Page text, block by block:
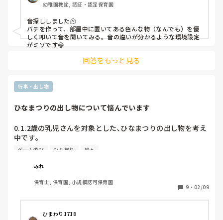
幼稚園教諭, 認証・認定保育園
音探ししました🫠
バチを作って、部屋中に置いてある色んな物（なんでも）を優
しく叩いて音を聞いてみる。音の違いが分かるような環境設定
がミソです😁
回答をもっと見る
行事・出し物
ひなまつりの出し物について悩んでいます
0.1.2歳の乳児さんを対象とした､ひなまつりの出し物を考え
中です｡
由来の説明も簡単にしたいとは思っているのですが､どう工
子ども達が一緒に参加できるゲーム遊びや､おすすめの絵本
皆さんの園ではどのような出し物されますか?
ゲーム遊び ひな祭り 絵本
みれ
保育士, 保育園, 小規模認可保育園
9 ・ 02/09
ひまわり1718